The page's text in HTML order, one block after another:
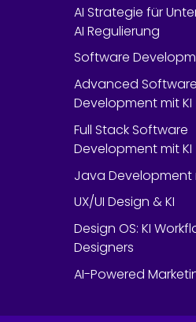
AI Strategie für
AI Regulierung
Software
Advanced Software
Development mit KI
Full Stack Software
Development mit KI
Java Development
UX/UI Design & KI
Design OS: KI
Designers
AI-Powered